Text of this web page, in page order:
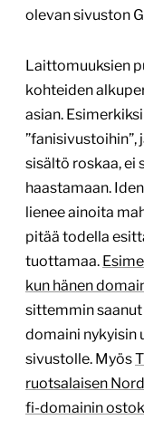
olevan sivuston
Laittomuuksien
kohteiden
asian.
sisältö roskaa, ei
haastamaan.
lienee ainoita
pitää todella
tuottamaa.
kun hänen
sittemmin
domaini nykyisin
sivustolle. Myös
ruotsalaisen
fi-domainin